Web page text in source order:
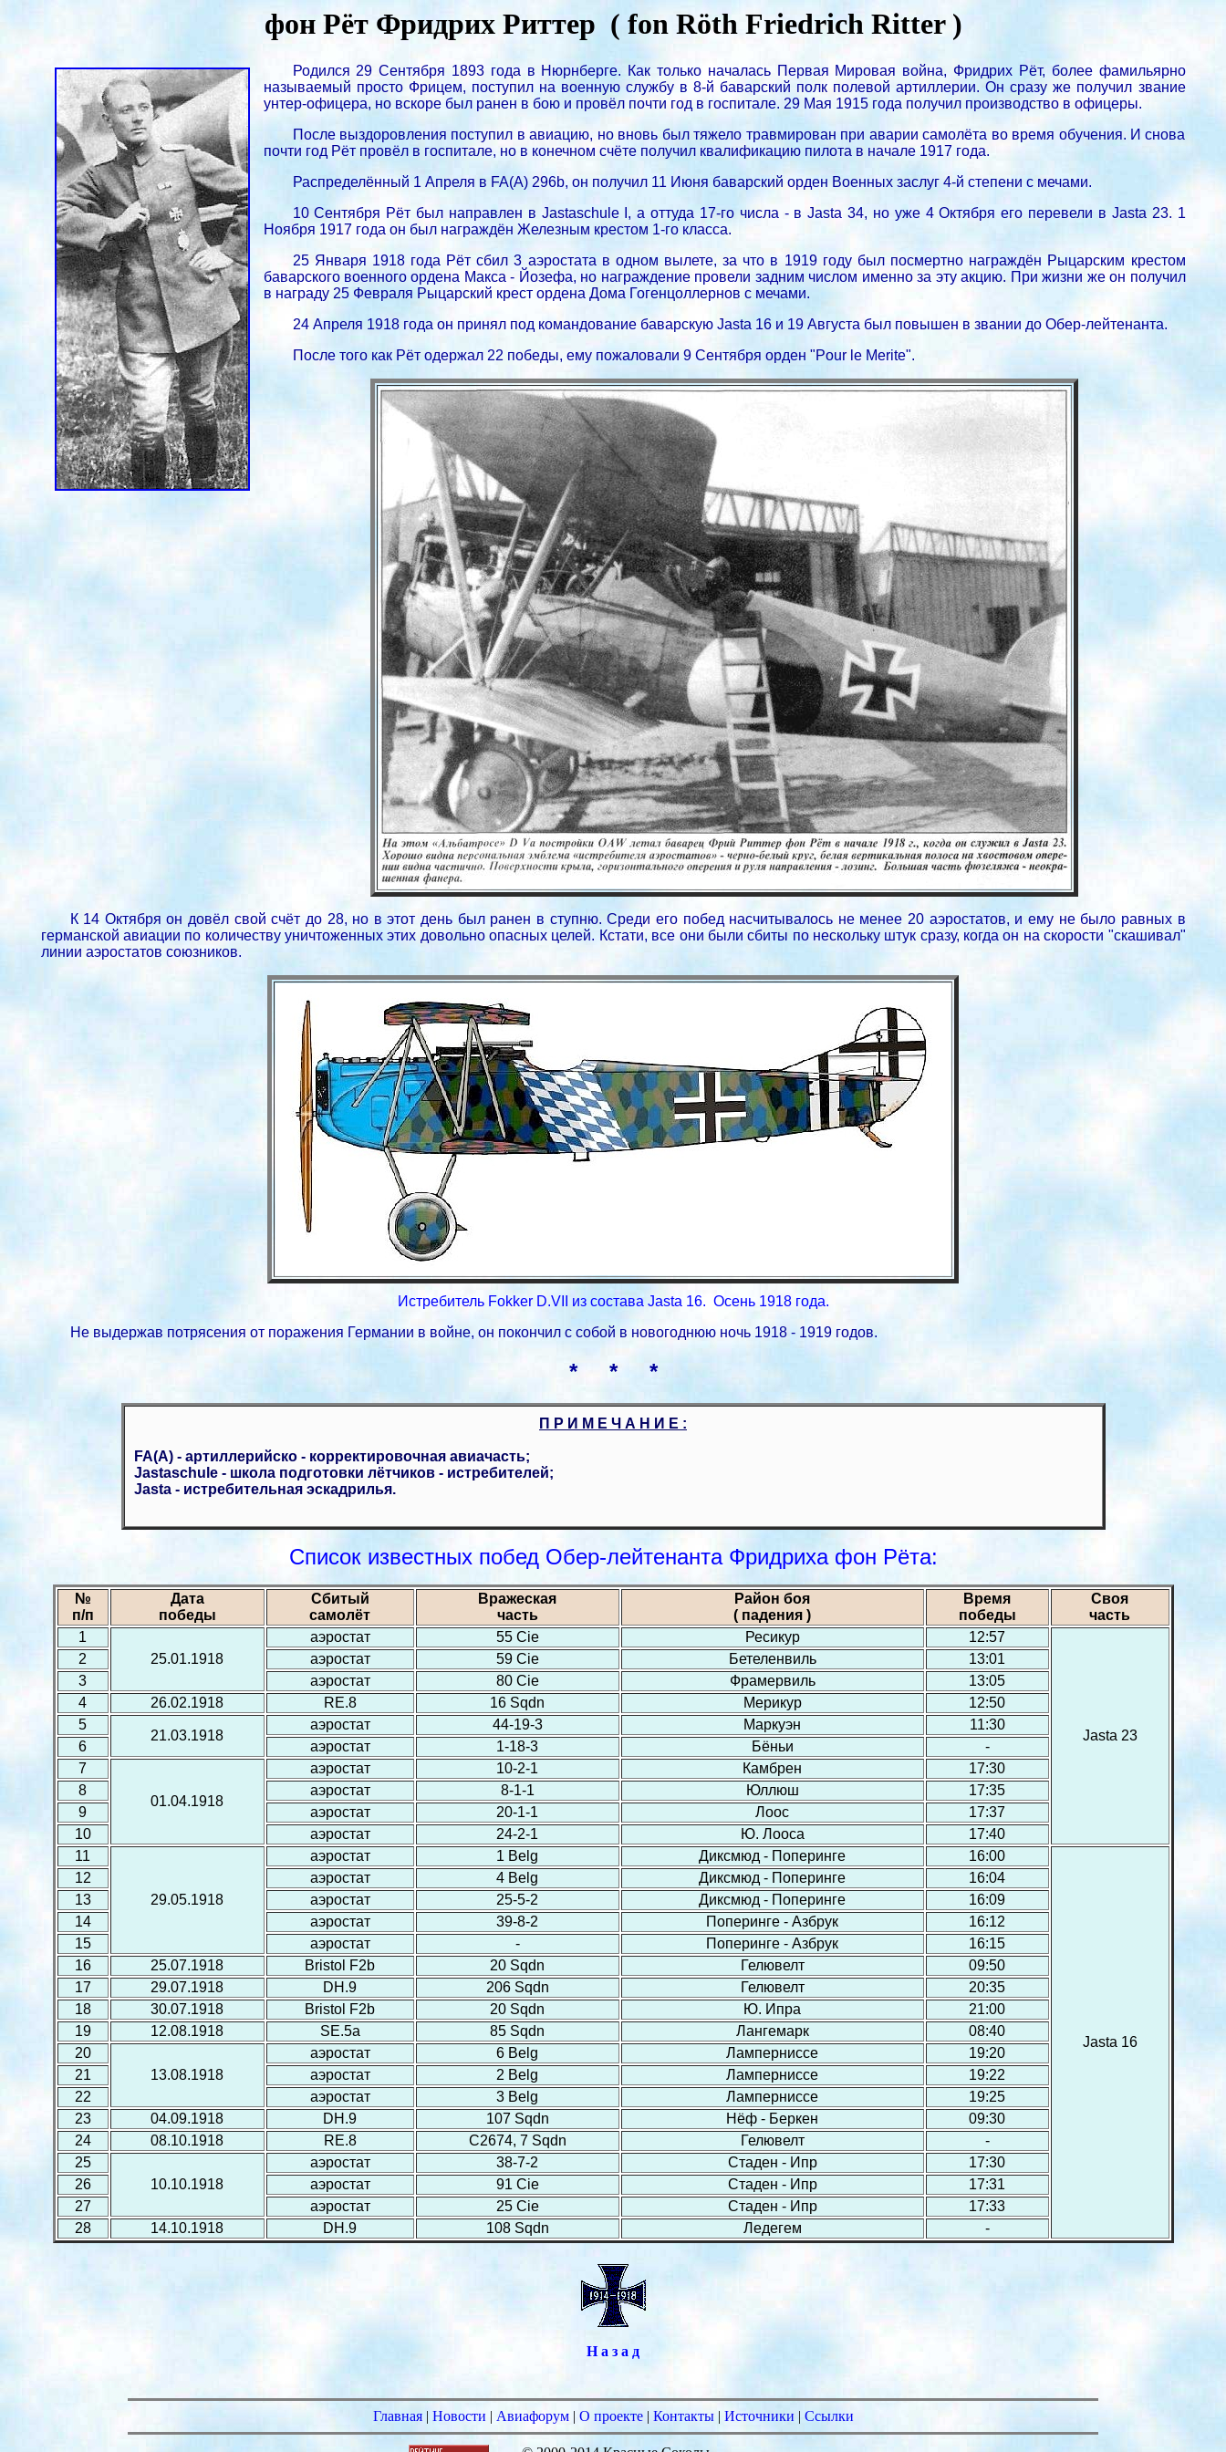
фон Pёт Фридрих Риттер ( fon Röth Friedrich Ritter )
Родился 29 Сентября 1893 года в Нюрнберге. Как только началась Первая Мировая война, Фридрих Рёт, более фамильярно
называемый просто Фрицем, поступил на военную службу в 8-й баварский полк полевой артиллерии. Он сразу же получил звание
унтер-офицера, но вскоре был ранен в бою и провёл почти год в госпитале. 29 Мая 1915 года получил производство в офицеры.
После выздоровления поступил в авиацию, но вновь был тяжело травмирован при аварии самолёта во время обучения. И снова
почти год Рёт провёл в госпитале, но в конечном счёте получил квалификацию пилота в начале 1917 года.
Распределённый 1 Апреля в FA(A) 296b, он получил 11 Июня баварский орден Военных заслуг 4-й степени с мечами.
10 Сентября Рёт был направлен в Jastaschule I, а оттуда 17-го числа - в Jasta 34, но уже 4 Октября его перевели в Jasta 23. 1
Ноября 1917 года он был награждён Железным крестом 1-го класса.
25 Января 1918 года Рёт сбил 3 аэростата в одном вылете, за что в 1919 году был посмертно награждён Рыцарским крестом
баварского военного ордена Макса - Йозефа, но награждение провели задним числом именно за эту акцию. При жизни же он получил
в награду 25 Февраля Рыцарский крест ордена Дома Гогенцоллернов с мечами.
24 Апреля 1918 года он принял под командование баварскую Jasta 16 и 19 Августа был повышен в звании до Обер-лейтенанта.
После того как Рёт одержал 22 победы, ему пожаловали 9 Сентября орден "Pour le Merite".
К 14 Октября он довёл свой счёт до 28, но в этот день был ранен в ступню. Среди его побед насчитывалось не менее 20 аэростатов, и ему не было равных в
германской авиации по количеству уничтоженных этих довольно опасных целей. Кстати, все они были сбиты по нескольку штук сразу, когда он на скорости "скашивал"
линии аэростатов союзников.
Истребитель Fokker D.VII из состава Jasta 16. Осень 1918 года.
Не выдержав потрясения от поражения Германии в войне, он покончил с собой в новогоднюю ночь 1918 - 1919 годов.
* * *
П Р И М Е Ч А Н И Е :
FA(A) - артиллерийско - корректировочная авиачасть;
Jastaschule - школа подготовки лётчиков - истребителей;
Jasta - истребительная эскадрилья.
Список известных побед Обер-лейтенанта Фридриха фон Рёта:
№
п/п
Дата
победы
Сбитый
самолёт
Вражеская
часть
Район боя
( падения )
Время
победы
Своя
часть
1
25.01.1918
аэростат 55 Cie Ресикур 12:57
Jasta 23
2 аэростат 59 Cie Бетеленвиль
13:01
3
аэростат 80 Cie Фрамервиль
13:05
4
26.02.1918 RE.8 16 Sqdn Мерикур
12:50
5
21.03.1918
аэростат 44-19-3 Маркуэн
11:30
6
аэростат 1-18-3 Бёньи
-
7
01.04.1918
аэростат 10-2-1 Камбрен
17:30
8
аэростат 8-1-1 Юллюш
17:35
9
аэростат 20-1-1 Лоос
17:37
10
аэростат 24-2-1 Ю. Лооса
17:40
11
29.05.1918
аэростат 1 Belg Диксмюд - Поперинге 16:00
Jasta 16
12 аэростат 4 Belg Диксмюд - Поперинге
16:04
13
аэростат 25-5-2 Диксмюд - Поперинге
16:09
14
аэростат 39-8-2 Поперинге - Азбрук
16:12
15
аэростат - Поперинге - Азбрук
16:15
16
25.07.1918 Bristol F2b 20 Sqdn Гелювелт
09:50
17
29.07.1918 DH.9 206 Sqdn Гелювелт
20:35
18
30.07.1918 Bristol F2b 20 Sqdn Ю. Ипра
21:00
19
12.08.1918 SE.5a 85 Sqdn Лангемарк
08:40
20
13.08.1918
аэростат 6 Belg Ламперниссе
19:20
21
аэростат 2 Belg Ламперниссе
19:22
22
аэростат 3 Belg Ламперниссе
19:25
23
04.09.1918 DH.9 107 Sqdn Нёф - Беркен
09:30
24
08.10.1918 RE.8 C2674, 7 Sqdn Гелювелт
-
25
10.10.1918
аэростат 38-7-2 Стаден - Ипр
17:30
26
аэростат 91 Cie Стаден - Ипр
17:31
27
аэростат 25 Cie Стаден - Ипр
17:33
28
14.10.1918 DH.9 108 Sqdn Ледегем -
Н а з а д
Главная| Новости | Авиафорум| О проекте| Контакты| Источники | Ссылки